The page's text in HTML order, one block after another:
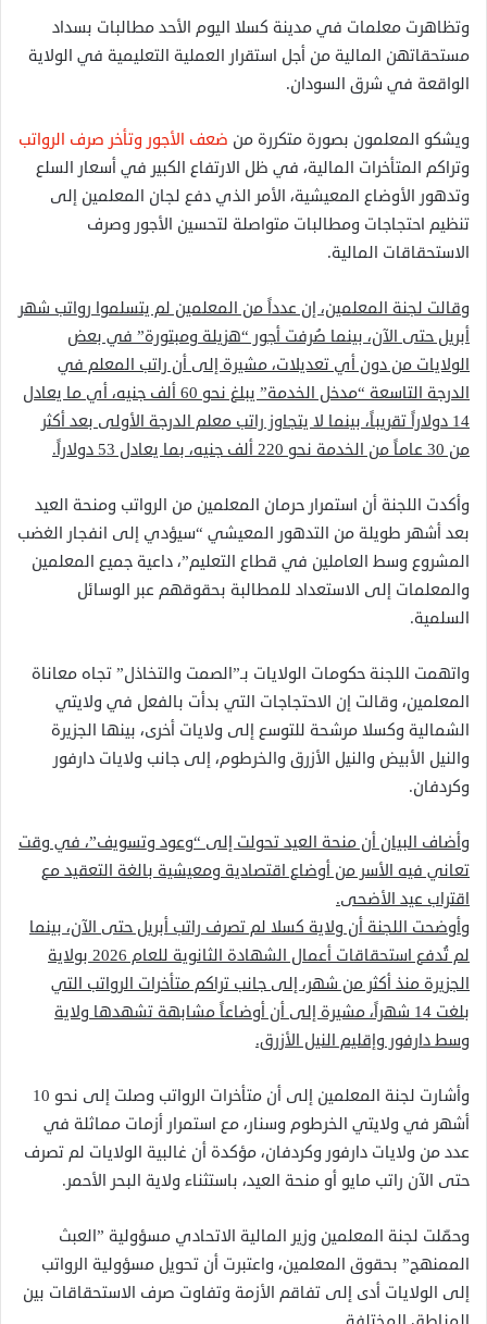
وتظاهرت معلمات في مدينة كسلا اليوم الأحد مطالبات بسداد
مستحقاتهن المالية من أجل استقرار العملية التعليمية في الولاية
الواقعة في شرق السودان.
ويشكو المعلمون بصورة متكررة من ضعف الأجور وتأخر صرف الرواتب
وتراكم المتأخرات المالية، في ظل الارتفاع الكبير في أسعار السلع
وتدهور الأوضاع المعيشية، الأمر الذي دفع لجان المعلمين إلى
تنظيم احتجاجات ومطالبات متواصلة لتحسين الأجور وصرف
الاستحقاقات المالية.
وقالت لجنة المعلمين، إن عدداً من المعلمين لم يتسلموا رواتب شهر
أبريل حتى الآن، بينما صُرفت أجور “هزيلة ومبتورة” في بعض
الولايات من دون أي تعديلات، مشيرة إلى أن راتب المعلم في
الدرجة التاسعة “مدخل الخدمة” يبلغ نحو 60 ألف جنيه، أي ما يعادل
14 دولاراً تقريباً، بينما لا يتجاوز راتب معلم الدرجة الأولى بعد أكثر
من 30 عاماً من الخدمة نحو 220 ألف جنيه، بما يعادل 53 دولاراً.
وأكدت اللجنة أن استمرار حرمان المعلمين من الرواتب ومنحة العيد
بعد أشهر طويلة من التدهور المعيشي “سيؤدي إلى انفجار الغضب
المشروع وسط العاملين في قطاع التعليم”، داعية جميع المعلمين
والمعلمات إلى الاستعداد للمطالبة بحقوقهم عبر الوسائل
السلمية.
واتهمت اللجنة حكومات الولايات بـ”الصمت والتخاذل” تجاه معاناة
المعلمين، وقالت إن الاحتجاجات التي بدأت بالفعل في ولايتي
الشمالية وكسلا مرشحة للتوسع إلى ولايات أخرى، بينها الجزيرة
والنيل الأبيض والنيل الأزرق والخرطوم، إلى جانب ولايات دارفور
وكردفان.
وأضاف البيان أن منحة العيد تحولت إلى “وعود وتسويف”، في وقت
تعاني فيه الأسر من أوضاع اقتصادية ومعيشية بالغة التعقيد مع
اقتراب عيد الأضحى.
وأوضحت اللجنة أن ولاية كسلا لم تصرف راتب أبريل حتى الآن، بينما
لم تُدفع استحقاقات أعمال الشهادة الثانوية للعام 2026 بولاية
الجزيرة منذ أكثر من شهر، إلى جانب تراكم متأخرات الرواتب التي
بلغت 14 شهراً، مشيرة إلى أن أوضاعاً مشابهة تشهدها ولاية
وسط دارفور وإقليم النيل الأزرق.
وأشارت لجنة المعلمين إلى أن متأخرات الرواتب وصلت إلى نحو 10
أشهر في ولايتي الخرطوم وسنار، مع استمرار أزمات مماثلة في
عدد من ولايات دارفور وكردفان، مؤكدة أن غالبية الولايات لم تصرف
حتى الآن راتب مايو أو منحة العيد، باستثناء ولاية البحر الأحمر.
وحمّلت لجنة المعلمين وزير المالية الاتحادي مسؤولية ”العبث
الممنهج” بحقوق المعلمين، واعتبرت أن تحويل مسؤولية الرواتب
إلى الولايات أدى إلى تفاقم الأزمة وتفاوت صرف الاستحقاقات بين